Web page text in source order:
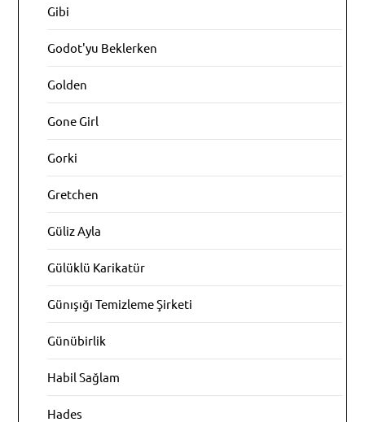
Gibi
Godot'yu Beklerken
Golden
Gone Girl
Gorki
Gretchen
Güliz Ayla
Gülüklü Karikatür
Günışığı Temizleme Şirketi
Günübirlik
Habil Sağlam
Hades